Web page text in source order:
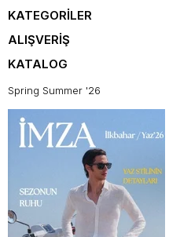
KATEGORİLER
ALIŞVERİŞ
KATALOG
Spring Summer '26